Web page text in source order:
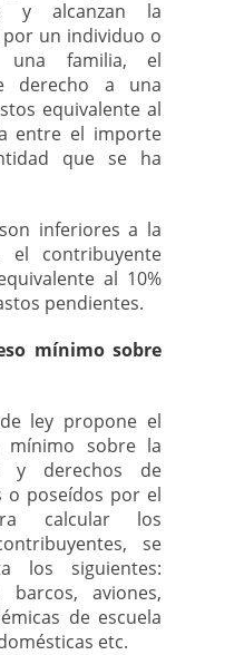
y alcanzan la
por un individuo o
una familia, el
derecho a una
equivalente al
entre el importe
que se ha
inferiores a la
el contribuyente
al 10%
pendientes.
mínimo sobre
ley propone el
mínimo sobre la
y derechos de
o poseídos por el
calcular los
se
los siguientes:
barcos, aviones,
de escuela
etc.